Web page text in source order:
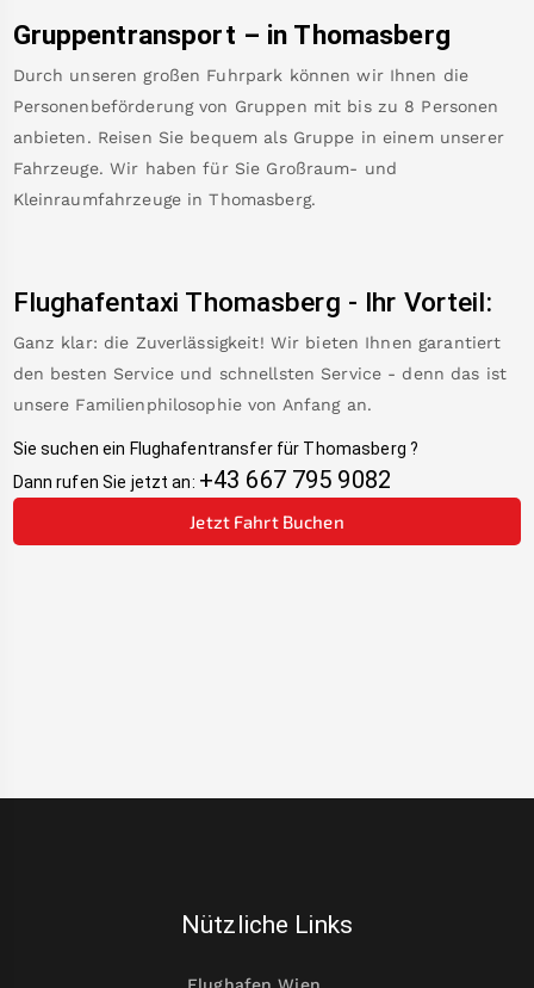
Gruppentransport – in Thomasberg
Durch unseren großen Fuhrpark können wir Ihnen die
Personenbeförderung von Gruppen mit bis zu 8 Personen
anbieten. Reisen Sie bequem als Gruppe in einem unserer
Fahrzeuge. Wir haben für Sie Großraum- und
Kleinraumfahrzeuge in Thomasberg.
Flughafentaxi Thomasberg - Ihr Vorteil:
Ganz klar: die Zuverlässigkeit! Wir bieten Ihnen garantiert
den besten Service und schnellsten Service - denn das ist
unsere Familienphilosophie von Anfang an.
Sie suchen ein Flughafentransfer für Thomasberg ?
Dann rufen Sie jetzt an: +43 667 795 9082
Jetzt Fahrt Buchen
Nützliche Links